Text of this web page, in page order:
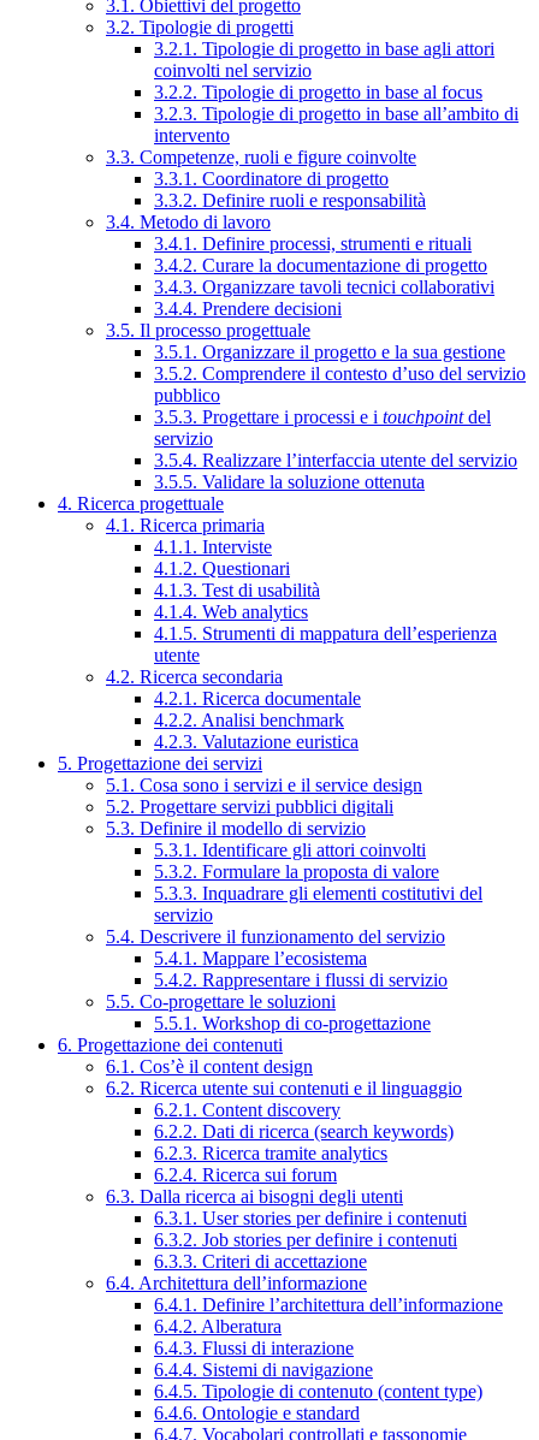
3.1. Obiettivi del progetto
3.2. Tipologie di progetti
3.2.1. Tipologie di progetto in base agli attori
coinvolti nel servizio
3.2.2. Tipologie di progetto in base al focus
3.2.3. Tipologie di progetto in base all’ambito di
intervento
3.3. Competenze, ruoli e figure coinvolte
3.3.1. Coordinatore di progetto
3.3.2. Definire ruoli e responsabilità
3.4. Metodo di lavoro
3.4.1. Definire processi, strumenti e rituali
3.4.2. Curare la documentazione di progetto
3.4.3. Organizzare tavoli tecnici collaborativi
3.4.4. Prendere decisioni
3.5. Il processo progettuale
3.5.1. Organizzare il progetto e la sua gestione
3.5.2. Comprendere il contesto d’uso del servizio
pubblico
3.5.3. Progettare i processi e i touchpointdel
servizio
3.5.4. Realizzare l’interfaccia utente del servizio
3.5.5. Validare la soluzione ottenuta
4. Ricerca progettuale
4.1. Ricerca primaria
4.1.1. Interviste
4.1.2. Questionari
4.1.3. Test di usabilità
4.1.4. Web analytics
4.1.5. Strumenti di mappatura dell’esperienza
utente
4.2. Ricerca secondaria
4.2.1. Ricerca documentale
4.2.2. Analisi benchmark
4.2.3. Valutazione euristica
5. Progettazione dei servizi
5.1. Cosa sono i servizi e il service design
5.2. Progettare servizi pubblici digitali
5.3. Definire il modello di servizio
5.3.1. Identificare gli attori coinvolti
5.3.2. Formulare la proposta di valore
5.3.3. Inquadrare gli elementi costitutivi del
servizio
5.4. Descrivere il funzionamento del servizio
5.4.1. Mappare l’ecosistema
5.4.2. Rappresentare i flussi di servizio
5.5. Co-progettare le soluzioni
5.5.1. Workshop di co-progettazione
6. Progettazione dei contenuti
6.1. Cos’è il content design
6.2. Ricerca utente sui contenuti e il linguaggio
6.2.1. Content discovery
6.2.2. Dati di ricerca (search keywords)
6.2.3. Ricerca tramite analytics
6.2.4. Ricerca sui forum
6.3. Dalla ricerca ai bisogni degli utenti
6.3.1. User stories per definire i contenuti
6.3.2. Job stories per definire i contenuti
6.3.3. Criteri di accettazione
6.4. Architettura dell’informazione
6.4.1. Definire l’architettura dell’informazione
6.4.2. Alberatura
6.4.3. Flussi di interazione
6.4.4. Sistemi di navigazione
6.4.5. Tipologie di contenuto (content type)
6.4.6. Ontologie e standard
6.4.7. Vocabolari controllati e tassonomie